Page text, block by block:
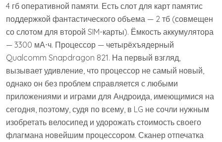
4 гб оперативной памяти. Есть слот для карт памятис
поддержкой фантастического объема — 2 тб (совмещен
со слотом для второй SIM-карты). Ёмкость аккумулятора
— 3300 мА⋅ч. Процессор — четырёхъядерный
Qualcomm Snapdragon 821. На первый взгляд,
вызывает удивление, что процессор не самый новый,
однако он без проблем справляется с любыми
приложениями и играми для Андроида, имеющимися на
сегодня, поэтому, судя по всему, в LG не сочли нужным
изобретать велосипед и удорожать стоимость своего
флагмана новейшим процессором. Сканер отпечатка